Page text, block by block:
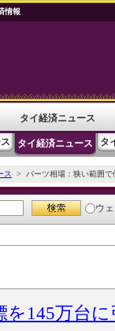
情報
タイ経済ニュース
タイ経済ニュース タ
ス > バーツ相場：狭い範囲で
ウ
を145万台